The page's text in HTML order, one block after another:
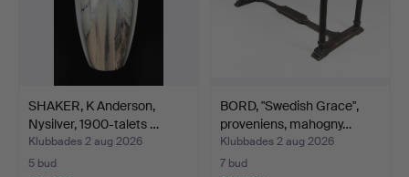
SHAKER, K Anderson,
Nysilver, 1900-talets …
Klubbades 2 aug 2026
5 bud
BORD, "Swedish Grace",
proveniens, mahogny…
Klubbades 2 aug 2026
7 bud